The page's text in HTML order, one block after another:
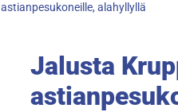
alahyllyllä
Jalusta